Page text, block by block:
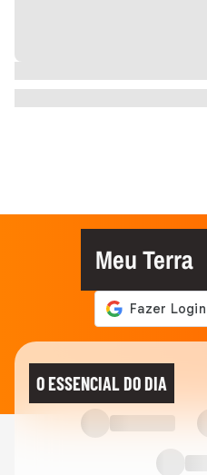
Meu Terra
O ESSENCIAL DO DIA